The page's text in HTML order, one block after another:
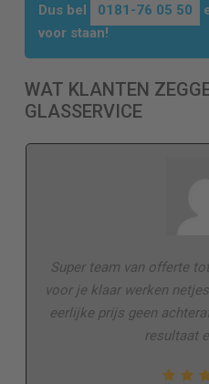
Dus bel 0181-76 05 50
voor staan!
WAT KLANTEN
GLASSERVICE
Super team van offerte
voor je klaar werken
eerlijke prijs geen
resultaat